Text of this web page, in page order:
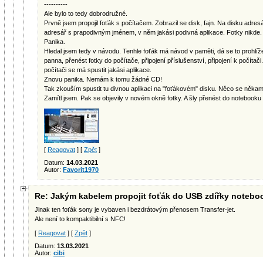
----------
Ale bylo to tedy dobrodružné.
Prvně jsem propojil foťák s počítačem. Zobrazil se disk, fajn. Na disku
adresář s prapodivným jménem, v něm jakási podivná aplikace. Fotky nikde.
Panika.
Hledal jsem tedy v návodu. Tenhle foťák má návod v paměti, dá se to
panna, přenést fotky do počítače, připojení příslušenství, připojení k
počítači se má spustit jakási aplikace.
Znovu panika. Nemám k tomu žádné CD!
Tak zkouším spustit tu divnou aplikaci na "foťákovém" disku. Něco se
Zamítl jsem. Pak se objevily v novém okně fotky. A šly přenést do notebooku
[ Reagovat ] [ Zpět ]
Datum: 14.03.2021
Autor: Favorit1970
Re: Jakým kabelem propojit foťák do USB zdířky
Jinak ten foťák sony je vybaven i bezdrátovým přenosem Transfer-jet.
Ale není to kompaktibilní s NFC!
[ Reagovat ] [ Zpět ]
Datum: 13.03.2021
Autor: cibi